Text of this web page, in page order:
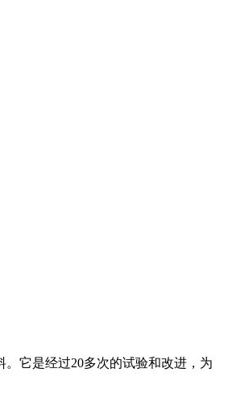
它是经过20多次的试验和改进，为